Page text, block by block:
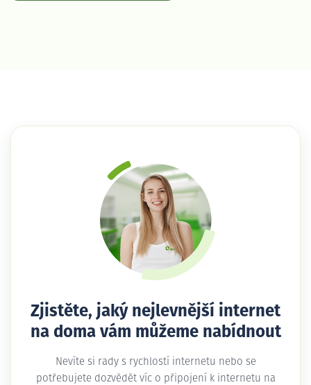
Zjistěte, jaký nejlevnější internet
na doma vám můžeme nabídnout
Nevíte si rady s rychlostí internetu nebo se
potřebujete dozvědět víc o připojení k internetu na